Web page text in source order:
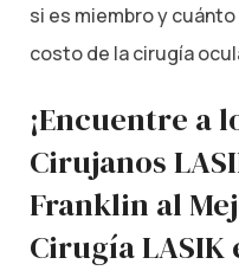
si es miembro y
costo de la cirugía
¡Encuentre a
Cirujanos
Franklin al
Cirugía